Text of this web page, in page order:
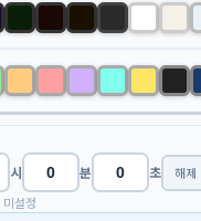
시 분 초
해제
설정
웹앱 프롬프트
출첵
중진공
모두의계산기